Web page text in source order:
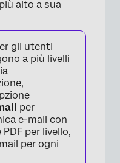
×
×
alto a sua
gli utenti
a più livelli
per
e-mail con
per livello,
per ogni